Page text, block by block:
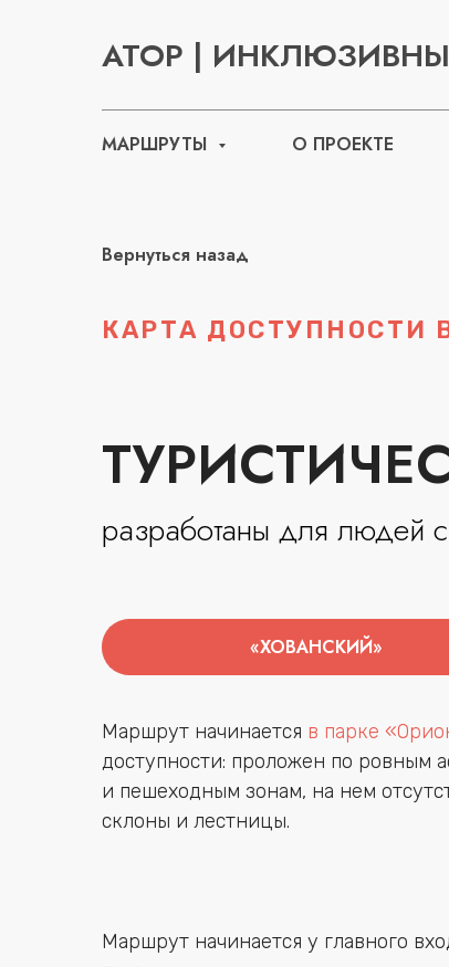
АТОР |
МАРШРУТЫ О ПРОЕКТЕ
Вернуться назад
КАРТА ДОСТУПНОСТИ
разработаны для людей
«ХОВАНСКИЙ»
Маршрут начинается в парке
доступности: проложен по ровным
и пешеходным зонам, на нем
склоны и лестницы.
Маршрут начинается у главного